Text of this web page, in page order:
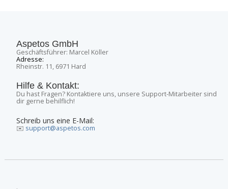
Aspetos GmbH
Geschäftsführer: Marcel Köller
Adresse:
Rheinstr. 11, 6971 Hard
Hilfe & Kontakt:
Du hast Fragen? Kontaktiere uns, unsere Support-Mitarbeiter sind
dir gerne behilflich!
Schreib uns eine E-Mail:
✉️ support@aspetos.com